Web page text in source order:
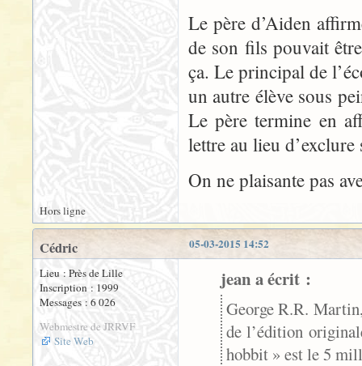
Le père d’Aiden
de son fils pouvait
ça. Le principal de
un autre élève sous
Le père termine en
lettre au lieu
On ne plaisante pas
Hors ligne
05-03-2015 14:52
Cédric
Lieu : Près de Lille
Inscription : 1999
Messages : 6 026
Webmestre de JRRVF
Site Web
jean a écrit :
George R.R.
de l’édition
hobbit » est le 5